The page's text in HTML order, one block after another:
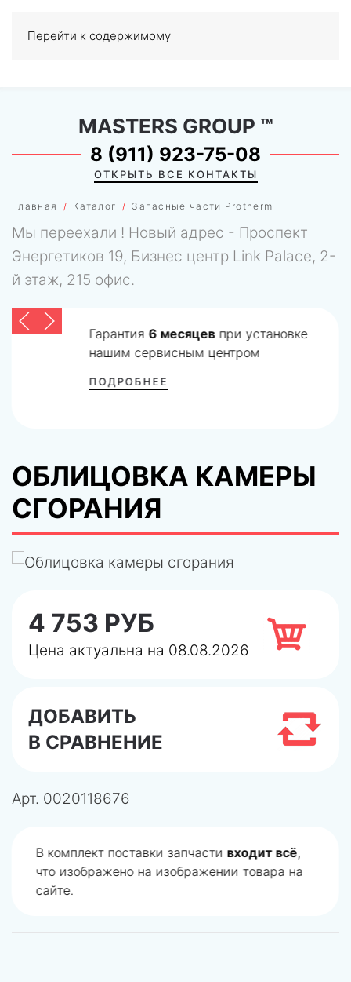
Перейти к содержимому
0
Главная Каталог Запасные части Protherm
MASTERS GROUP ™
8 (911) 923-75-08
ОТКРЫТЬ ВСЕ КОНТАКТЫ
Мы переехали ! Новый адрес - Проспект
Энергетиков 19, Бизнес центр Link Palace, 2-
й этаж, 215 офис.
Гарантия 6 месяцевпри установке
нашим сервисным центром
ПОДРОБНЕЕ
ОБЛИЦОВКА КАМЕРЫ
СГОРАНИЯ
4 753 РУБ
Цена актуальна на 08.08.2026
ДОБАВИТЬ
В СРАВНЕНИЕ
Арт. 0020118676
В комплект поставки запчасти входит всё,
что изображено на изображении товара на
сайте.